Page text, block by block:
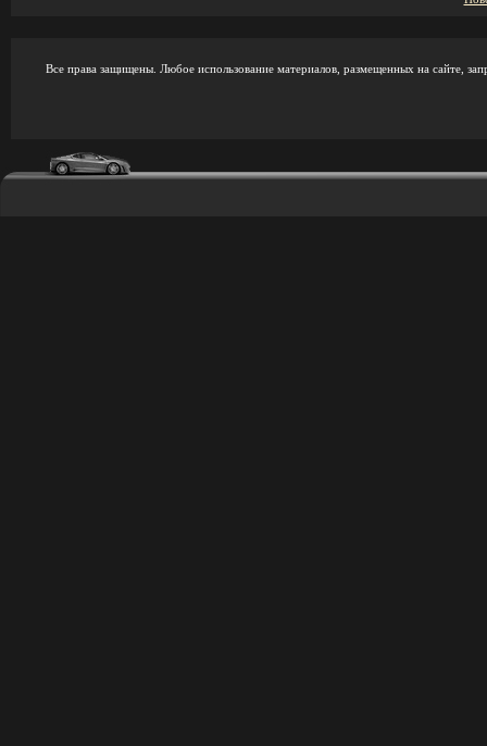
Все права защищены. Любое использование материалов, размещенных на сайте,